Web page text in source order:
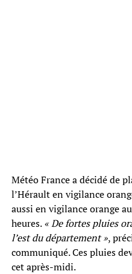
Météo France a décidé de
l’Hérault en vigilance
aussi en vigilance orange
heures.« De fortes pluies
l’est du département »,
communiqué. Ces pluies
cet après-midi.